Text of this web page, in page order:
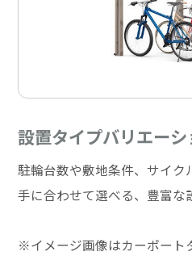
設置タイプバリエーシ
駐輪台数や敷地条件、サイク
手に合わせて選べる、豊富な
※イメージ画像はカーポート